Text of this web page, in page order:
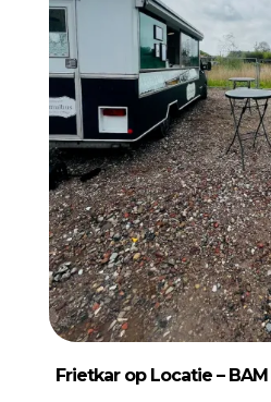
Frietkar op Locatie – BAM